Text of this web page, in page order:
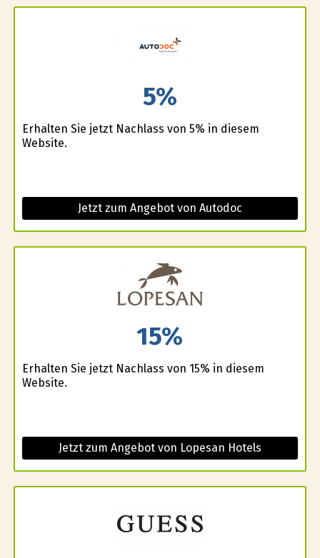
5%
Erhalten Sie jetzt Nachlass von 5% in diesem
Website.
Jetzt zum Angebot von Autodoc
15%
Erhalten Sie jetzt Nachlass von 15% in diesem
Website.
Jetzt zum Angebot von Lopesan Hotels